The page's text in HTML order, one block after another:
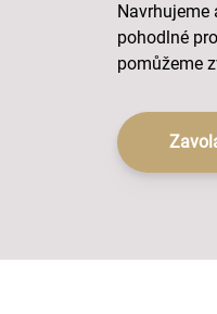
Navrhujeme
pohodlné
pomůžeme